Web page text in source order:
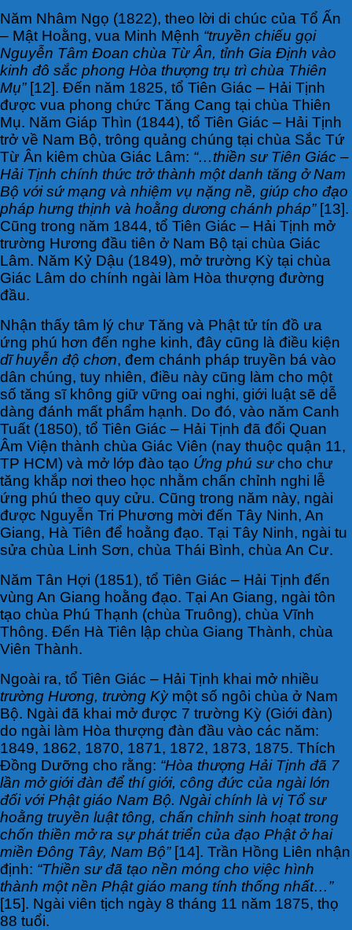
Năm Nhâm Ngọ (1822), theo lời di chúc của Tổ Ấn
– Mật Hoằng, vua Minh Mệnh “truyền chiếu gọi
Nguyễn Tâm Đoan chùa Từ Ân, tỉnh Gia Định vào
kinh đô sắc phong Hòa thượng trụ trì chùa Thiên
Mụ”[12]. Đến năm 1825, tổ Tiên Giác – Hải Tịnh
được vua phong chức Tăng Cang tại chùa Thiên
Mụ. Năm Giáp Thìn (1844), tổ Tiên Giác – Hải Tịnh
trở về Nam Bộ, trông quảng chúng tại chùa Sắc Tứ
Từ Ân kiêm chùa Giác Lâm: “…thiền sư Tiên Giác –
Hải Tịnh chính thức trở thành một danh tăng ở Nam
Bộ với sứ mạng và nhiệm vụ nặng nề, giúp cho đạo
pháp hưng thịnh và hoằng dương chánh pháp”[13].
Cũng trong năm 1844, tổ Tiên Giác – Hải Tịnh mở
trường Hương đầu tiên ở Nam Bộ tại chùa Giác
Lâm. Năm Kỷ Dậu (1849), mở trường Kỳ tại chùa
Giác Lâm do chính ngài làm Hòa thượng đường
đầu.
Nhận thấy tâm lý chư Tăng và Phật tử tín đồ ưa
ứng phú hơn đến nghe kinh, đây cũng là điều kiện
dĩ huyễn độ chơn, đem chánh pháp truyền bá vào
dân chúng, tuy nhiên, điều này cũng làm cho một
số tăng sĩ không giữ vững oai nghi, giới luật sẽ dễ
dàng đánh mất phẩm hạnh. Do đó, vào năm Canh
Tuất (1850), tổ Tiên Giác – Hải Tịnh đã đổi Quan
Âm Viện thành chùa Giác Viên (nay thuộc quận 11,
TP HCM) và mở lớp đào tạo Ứng phú sưcho chư
tăng khắp nơi theo học nhằm chấn chỉnh nghi lễ
ứng phú theo quy cửu. Cũng trong năm này, ngài
được Nguyễn Tri Phương mời đến Tây Ninh, An
Giang, Hà Tiên để hoằng đạo. Tại Tây Ninh, ngài tu
sửa chùa Linh Sơn, chùa Thái Bình, chùa An Cư.
Năm Tân Hợi (1851), tổ Tiên Giác – Hải Tịnh đến
vùng An Giang hoằng đạo. Tại An Giang, ngài tôn
tạo chùa Phú Thạnh (chùa Truông), chùa Vĩnh
Thông. Đến Hà Tiên lập chùa Giang Thành, chùa
Viên Thành.
Ngoài ra, tổ Tiên Giác – Hải Tịnh khai mở nhiều
trường Hương, trường Kỳmột số ngôi chùa ở Nam
Bộ. Ngài đã khai mở được 7 trường Kỳ (Giới đàn)
do ngài làm Hòa thượng đàn đầu vào các năm:
1849, 1862, 1870, 1871, 1872, 1873, 1875. Thích
Đồng Dưỡng cho rằng: “Hòa thượng Hải Tịnh đã 7
lần mở giới đàn để thí giới, công đức của ngài lớn
đối với Phật giáo Nam Bộ. Ngài chính là vị Tổ sư
hoằng truyền luật tông, chấn chỉnh sinh hoạt trong
chốn thiền mở ra sự phát triển của đạo Phật ở hai
miền Đông Tây, Nam Bộ”[14]. Trần Hồng Liên nhận
định: “Thiền sư đã tạo nền móng cho việc hình
thành một nền Phật giáo mang tính thống nhất…”
[15]. Ngài viên tịch ngày 8 tháng 11 năm 1875, thọ
88 tuổi.